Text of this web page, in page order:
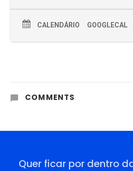
CALENDÁRIO GOOGLECAL
COMMENTS
Quer ficar por dentro